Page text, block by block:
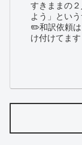
すきままの
よう」という
✏️和訳依頼は
け付けてます